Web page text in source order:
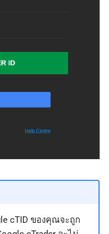
Русский
Türkçe
cTID ของคุณจะถูก